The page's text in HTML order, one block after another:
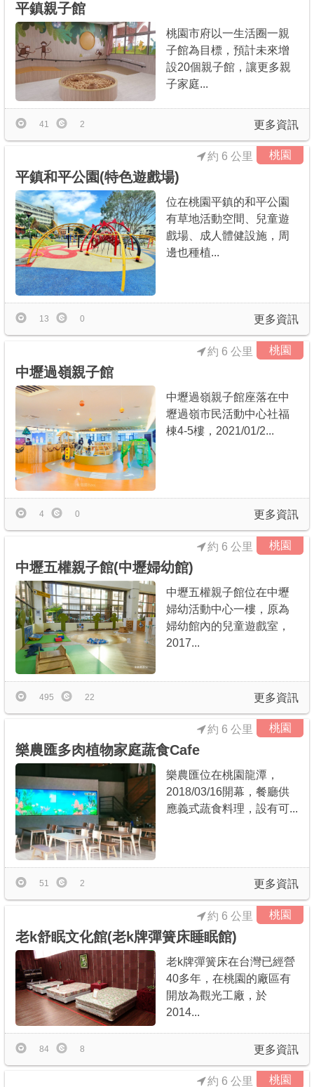
平鎮親子館
桃園市府以一生活圈一親
子館為目標，預計未來增
設20個親子館，讓更多親
子家庭...
更多資訊
41 2
桃園
平鎮和平公園(特色遊戲場)
約 6 公里
位在桃園平鎮的和平公園
有草地活動空間、兒童遊
戲場、成人體健設施，周
邊也種植...
更多資訊
13 0
桃園
中壢過嶺親子館
約 6 公里
中壢過嶺親子館座落在中
壢過嶺市民活動中心社福
棟4-5樓，2021/01/2...
更多資訊
4 0
桃園
中壢五權親子館(中壢婦幼館)
約 6 公里
中壢五權親子館位在中壢
婦幼活動中心一樓，原為
婦幼館內的兒童遊戲室，
2017...
更多資訊
495 22
桃園
樂農匯多肉植物家庭蔬食Cafe
約 6 公里
樂農匯位在桃園龍潭，
2018/03/16開幕，餐廳供
應義式蔬食料理，設有可...
更多資訊
51 2
桃園
老k舒眠文化館(老k牌彈簧床睡眠館)
約 6 公里
老k牌彈簧床在台灣已經營
40多年，在桃園的廠區有
開放為觀光工廠，於
2014...
更多資訊
84 8
桃園
約 6 公里